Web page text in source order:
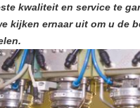
kwaliteit en service te
kijken ernaar uit om u de